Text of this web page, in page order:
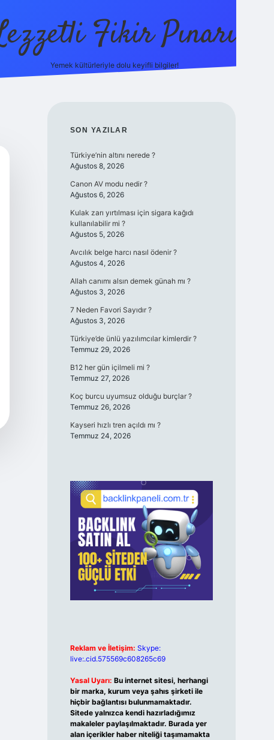
Fikir Pınarı
Yemek kültürleriyle dolu keyifli bilgiler!
SIDEBAR
SON YAZILAR
Türkiye’nin altını nerede ?
Ağustos 8, 2026
Canon AV modu nedir ?
Ağustos 6, 2026
Kulak zarı yırtılması için sigara kağıdı
kullanılabilir mi ?
Ağustos 5, 2026
Avcılık belge harcı nasıl ödenir ?
Ağustos 4, 2026
Allah canımı alsın demek günah mı ?
Ağustos 3, 2026
7 Neden Favori Sayıdır ?
Ağustos 3, 2026
Türkiye’de ünlü yazılımcılar kimlerdir ?
Temmuz 29, 2026
B12 her gün içilmeli mi ?
Temmuz 27, 2026
Koç burcu uyumsuz olduğu burçlar ?
Temmuz 26, 2026
Kayseri hızlı tren açıldı mı ?
Temmuz 24, 2026
Reklam ve İletişim: Skype:
live:.cid.575569c608265c69
Yasal Uyarı: Bu internet sitesi, herhangi
bir marka, kurum veya şahıs şirketi ile
hiçbir bağlantısı bulunmamaktadır.
Sitede yalnızca kendi hazırladığımız
makaleler paylaşılmaktadır. Burada yer
alan içerikler haber niteliği taşımamakta